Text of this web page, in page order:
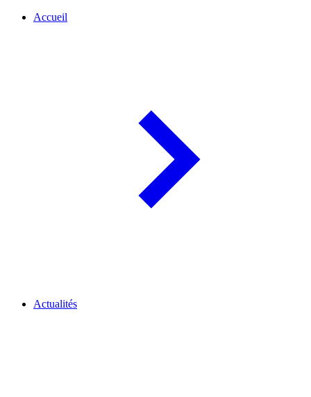
Accueil
Actualités